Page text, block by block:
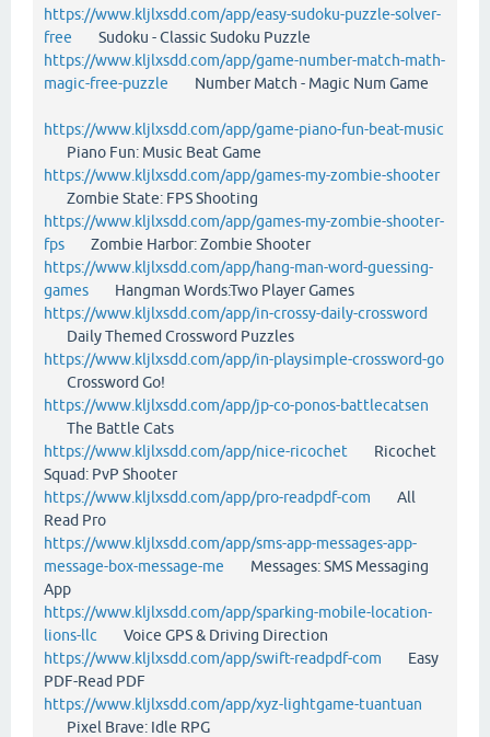
https://www.kljlxsdd.com/app/easy-sudoku-puzzle-solver-
free Sudoku - Classic Sudoku Puzzle
https://www.kljlxsdd.com/app/game-number-match-math-
magic-free-puzzle Number Match - Magic Num Game
https://www.kljlxsdd.com/app/game-piano-fun-beat-music
Piano Fun: Music Beat Game
https://www.kljlxsdd.com/app/games-my-zombie-shooter
Zombie State: FPS Shooting
https://www.kljlxsdd.com/app/games-my-zombie-shooter-
fps Zombie Harbor: Zombie Shooter
https://www.kljlxsdd.com/app/hang-man-word-guessing-
games Hangman Words:Two Player Games
https://www.kljlxsdd.com/app/in-crossy-daily-crossword
Daily Themed Crossword Puzzles
https://www.kljlxsdd.com/app/in-playsimple-crossword-go
Crossword Go!
https://www.kljlxsdd.com/app/jp-co-ponos-battlecatsen
The Battle Cats
https://www.kljlxsdd.com/app/nice-ricochet Ricochet
Squad: PvP Shooter
https://www.kljlxsdd.com/app/pro-readpdf-com All
Read Pro
https://www.kljlxsdd.com/app/sms-app-messages-app-
message-box-message-me Messages: SMS Messaging
App
https://www.kljlxsdd.com/app/sparking-mobile-location-
lions-llc Voice GPS & Driving Direction
https://www.kljlxsdd.com/app/swift-readpdf-com Easy
PDF-Read PDF
https://www.kljlxsdd.com/app/xyz-lightgame-tuantuan
Pixel Brave: Idle RPG